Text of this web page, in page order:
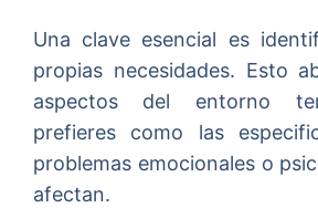
Una clave esencial es
propias necesidades. Esto
aspectos del entorno
prefieres como las
problemas emocionales o
afectan.